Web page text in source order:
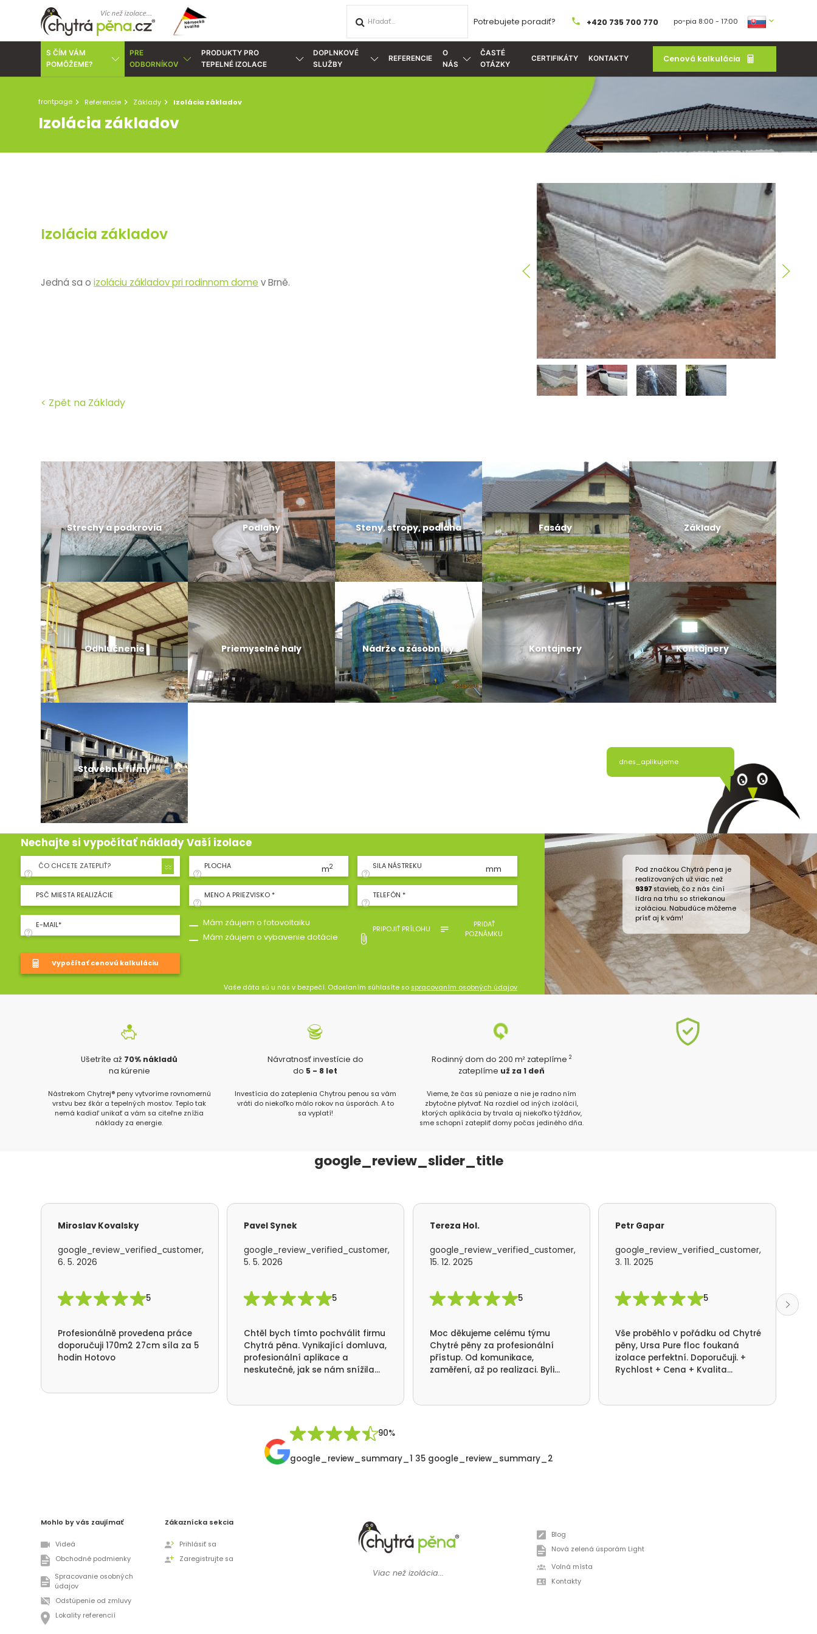
Potrebujete poradiť? +420 735 700 770 po−pia 8:00 - 17:00
S ČÍM VÁM
POMÔŽEME?
PRE
ODBORNÍKOV
PRODUKTY PRO
TEPELNÉ IZOLACE
DOPLNKOVÉ
SLUŽBY
REFERENCIE
O
NÁS
ČASTÉ
OTÁZKY
CERTIFIKÁTY KONTAKTY Cenová kalkulácia
frontpage Referencie Základy Izolácia základov
Izolácia základov
Izolácia základov
Jedná sa oizoláciu základov pri rodinnom dome v Brně.
< Zpět na Základy
Strechy a podkrovia Podlahy Steny, stropy, podlaha Fasády Základy
Odhlučnenie Priemyselné haly Nádrže a zásobníky Kontajnery Kontajnery
Stavebné firmy
dnes_aplikujeme
Nechajte si vypočítať náklady Vaší izolace
ČO CHCETE ZATEPLIŤ? PLOCHA m2 SILA NÁSTREKU mm
PSČ MIESTA REALIZÁCIE MENO A PRIEZVISKO * TELEFÓN *
E-MAIL*
Mám záujem o fotovoltaiku
Mám záujem o vybavenie dotácie
PRIPOJIŤ PRÍLOHU
PRIDAŤ
POZNÁMKU
Vaše dáta sú u nás v bezpečí. Odoslaním súhlasíte so spracovaním osobných údajov
Pod značkou Chytrá pena je
realizovaných už viac než
9397 stavieb, čo z nás činí
lídra na trhu so striekanou
izoláciou. Nabudúce môžeme
prísť aj k vám!
Ušetríte až 70% nákladů
na kúrenie
Nástrekom Chytrej® peny vytvoríme rovnomernú
vrstvu bez škár a tepelných mostov. Teplo tak
nemá kadiaľ unikať a vám sa citeľne znížia
náklady za energie.
Návratnosť investície do
do 5 - 8 let
Investícia do zateplenia Chytrou penou sa vám
vráti do niekoľko málo rokov na úsporách. A to
sa vyplatí!
Rodinný dom do 200 m² zateplíme 2
zateplíme už za 1 deň
Vieme, že čas sú peniaze a nie je radno ním
zbytočne plytvať. Na rozdiel od iných izolácií,
ktorých aplikácia by trvala aj niekoľko týždňov,
sme schopní zatepliť domy počas jediného dňa.
google_review_slider_title
Miroslav Kovalsky
google_review_verified_customer,
6. 5. 2026
5
Profesionálně provedena práce
doporučuji 170m2 27cm síla za 5
hodin Hotovo
Pavel Synek
google_review_verified_customer,
5. 5. 2026
5
Chtěl bych tímto pochválit firmu
Chytrá pěna. Vynikající domluva,
profesionální aplikace a
neskutečné, jak se nám snížila
děkujeme za realizaci a přátelský
Deštné v Orlických horách
Tereza Hol.
google_review_verified_customer,
15. 12. 2025
5
Moc děkujeme celému týmu
Chytré pěny za profesionální
přístup. Od komunikace,
zaměření, až po realizaci. Byli
Petr Gapar
google_review_verified_customer,
3. 11. 2025
5
Vše proběhlo v pořádku od Chytré
pěny, Ursa Pure floc foukaná
izolace perfektní. Doporučuji. +
Rychlost + Cena + Kvalita
90%
google_review_summary_1 35 google_review_summary_2
Mohlo by vás zaujímať
Videá
Obchodné podmienky
Spracovanie osobných
údajov
Odstúpenie od zmluvy
Lokality referencií
Zákaznícka sekcia
Prihlásiť sa
Zaregistrujte sa
Viac než izolácia...
Blog
Nová zelená úsporám Light
Volná místa
Kontakty